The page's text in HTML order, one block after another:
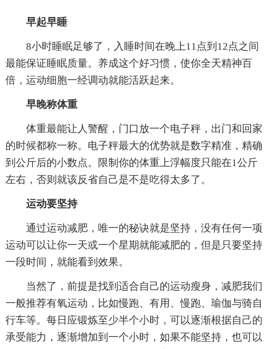
早起早睡
8小时睡眠足够了，入睡时间在晚上11点到12点之间
最能保证睡眠质量。养成这个好习惯，使你全天精神百
倍，运动细胞一经调动就能活跃起来。
早晚称体重
体重最能让人警醒，门口放一个电子秤，出门和回家
的时候都称一称。电子秤最大的优势就是数字精准，精确
到公斤后的小数点。限制你的体重上浮幅度只能在1公斤
左右，否则就该反省自己是不是吃得太多了。
运动要坚持
通过运动减肥，唯一的秘诀就是坚持，没有任何一项
运动可以让你一天或一个星期就能减肥的，但是只要坚持
一段时间，就能看到效果。
当然了，前提是找到适合自己的运动瘦身，减肥我们
一般推荐有氧运动，比如慢跑、有用、慢跑、瑜伽与骑自
行车等。每日应锻炼至少半个小时，可以逐渐根据自己的
承受能力，逐渐增加到一个小时，如果不能坚持，也可以